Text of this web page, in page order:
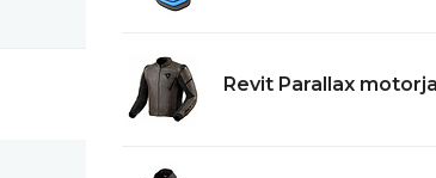
Revit Parallax